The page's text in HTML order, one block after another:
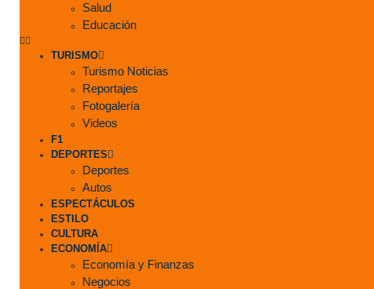
Salud
Educación
TURISMO
Turismo Noticias
Reportajes
Fotogalería
Videos
F1
DEPORTES
Deportes
Autos
ESPECTÁCULOS
ESTILO
CULTURA
ECONOMÍA
Economía y Finanzas
Negocios